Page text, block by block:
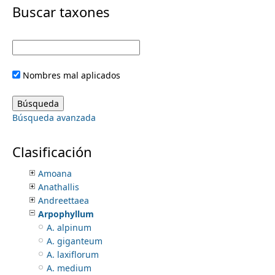
i
m
r
y
t
n
u
Buscar taxones
Nombres mal aplicados
Búsqueda avanzada
Clasificación
Nyctaginaceae
Nyssaceae
Oleaceae
Opiliaceae
Orchidaceae
Acineta
Alamania
Amoana
Anathallis
Andreettaea
Arpophyllum
A. alpinum
A. giganteum
A. laxiflorum
A. medium